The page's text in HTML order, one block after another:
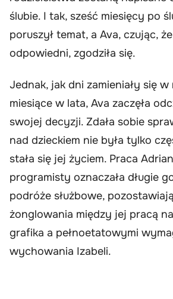
ślubie. I tak, sześć miesięcy po
poruszył temat, a Ava, czując,
odpowiedni, zgodziła się.
Jednak, jak dni zamieniały się w
miesiące w lata, Ava zaczęła
swojej decyzji. Zdała sobie
nad dzieckiem nie była tylko
stała się jej życiem. Praca
programisty oznaczała długie
podróże służbowe,
żonglowania między jej pracą
grafika a pełnoetatowymi
wychowania Izabeli.